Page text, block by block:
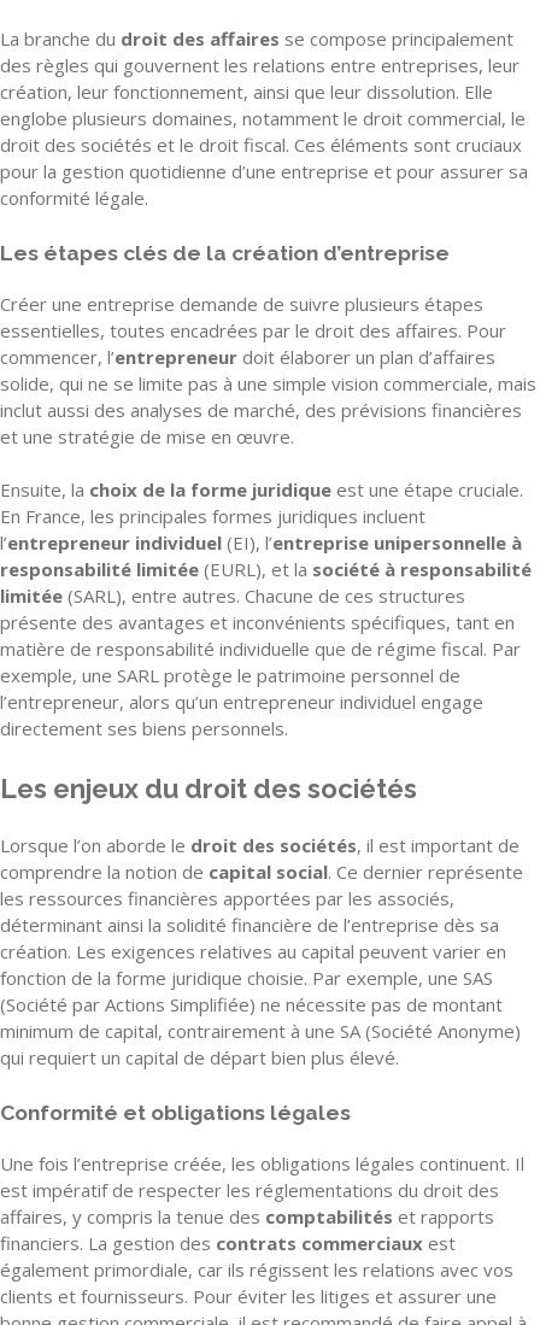
La branche du droit des affaires se compose principalement
des règles qui gouvernent les relations entre entreprises, leur
création, leur fonctionnement, ainsi que leur dissolution. Elle
englobe plusieurs domaines, notamment le droit commercial, le
droit des sociétés et le droit fiscal. Ces éléments sont cruciaux
pour la gestion quotidienne d’une entreprise et pour assurer sa
conformité légale.
Les étapes clés de la création d’entreprise
Créer une entreprise demande de suivre plusieurs étapes
essentielles, toutes encadrées par le droit des affaires. Pour
commencer, l’entrepreneur doit élaborer un plan d’affaires
solide, qui ne se limite pas à une simple vision commerciale, mais
inclut aussi des analyses de marché, des prévisions financières
et une stratégie de mise en œuvre.
Ensuite, la choix de la forme juridique est une étape cruciale.
En France, les principales formes juridiques incluent
l’entrepreneur individuel (EI), l’entreprise unipersonnelle à
responsabilité limitée (EURL), et la société à responsabilité
limitée (SARL), entre autres. Chacune de ces structures
présente des avantages et inconvénients spécifiques, tant en
matière de responsabilité individuelle que de régime fiscal. Par
exemple, une SARL protège le patrimoine personnel de
l’entrepreneur, alors qu’un entrepreneur individuel engage
directement ses biens personnels.
Les enjeux du droit des sociétés
Lorsque l’on aborde le droit des sociétés, il est important de
comprendre la notion de capital social. Ce dernier représente
les ressources financières apportées par les associés,
déterminant ainsi la solidité financière de l’entreprise dès sa
création. Les exigences relatives au capital peuvent varier en
fonction de la forme juridique choisie. Par exemple, une SAS
(Société par Actions Simplifiée) ne nécessite pas de montant
minimum de capital, contrairement à une SA (Société Anonyme)
qui requiert un capital de départ bien plus élevé.
Conformité et obligations légales
Une fois l’entreprise créée, les obligations légales continuent. Il
est impératif de respecter les réglementations du droit des
affaires, y compris la tenue des comptabilités et rapports
financiers. La gestion des contrats commerciaux est
également primordiale, car ils régissent les relations avec vos
clients et fournisseurs. Pour éviter les litiges et assurer une